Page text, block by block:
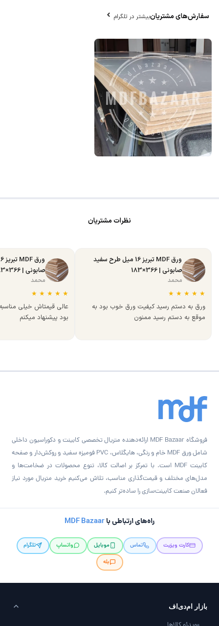
سفارش‌های مشتریانبیشتر در تلگرام
نظرات مشتریان
ورق MDF تبریز 16 میل طرح سفید
صابونی | 366×183
محمد
★
★
★
★
★
ورق به دستم رسید کیفیت ورق خوب بود به
موقع به دستم رسید ممنون
صابونی | 366×183
محمد
★
★
★
★
★
عالی قیمتاش خیلی
بود پیشنهاد میکنم
فروشگاه MDF Bazaar ارائه‌دهنده متریال تخصصی کابینت و دکوراسیون داخلی
شامل ورق MDF خام و رنگی، هایگلاس، PVC فومیزه سفید و روکش‌دار و صفحه
کابینت MDF است. با تمرکز بر اصالت کالا، تنوع محصولات در ضخامت‌ها و
مدل‌های مختلف و قیمت‌گذاری مناسب، تلاش می‌کنیم خرید متریال مورد نیاز
فعالان صنعت کابینت‌سازی را ساده‌تر کنیم.
راه‌های ارتباطی باMDF Bazaar
کارت ویزیت تماس موبایل واتساپ
تلگرام
بله
بازار ام‌دی‌اف